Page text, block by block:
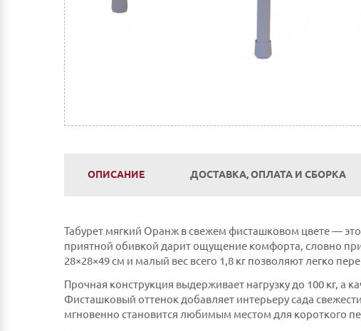
ОПИСАНИЕ
Табурет мягкий Оранж в свежем фисташковом цвете —
приятной обивкой дарит ощущение комфорта, словно
28×28×49 см и малый вес всего 1,8 кг позволяют легко
Прочная конструкция выдерживает нагрузку до 100 кг, а
Фисташковый оттенок добавляет интерьеру сада
мгновенно становится любимым местом для короткого
ДОСТАВКА, ОПЛАТА И СБОРКА